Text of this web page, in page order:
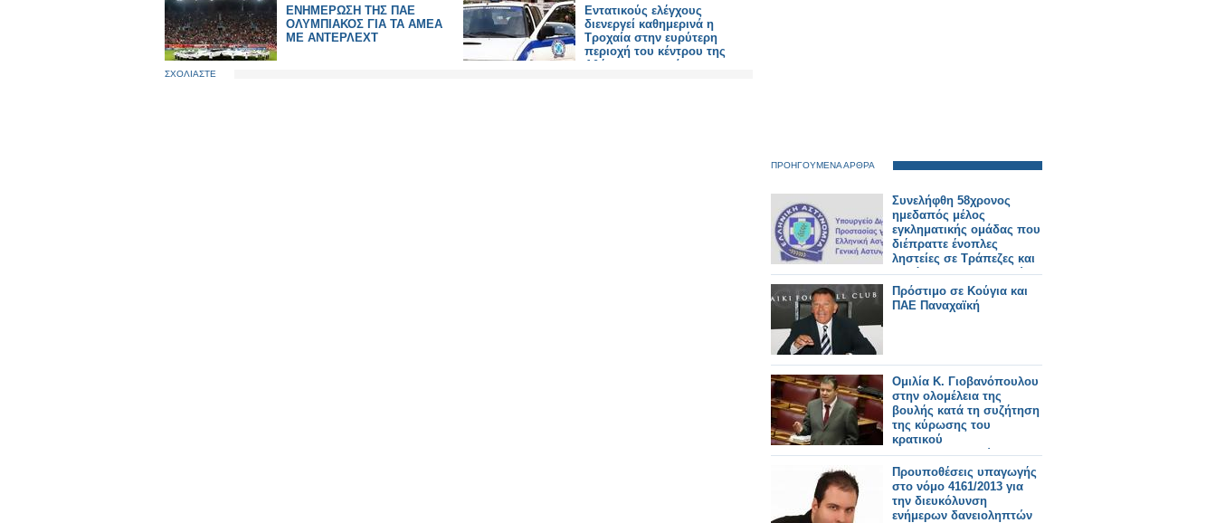
ΕΝΗΜΕΡΩΣΗ ΤΗΣ ΠΑΕ
ΟΛΥΜΠΙΑΚΟΣ ΓΙΑ ΤΑ ΑΜΕΑ
ΜΕ ΑΝΤΕΡΛΕΧΤ
Εντατικούς ελέγχους
διενεργεί καθημερινά η
Τροχαία στην ευρύτερη
περιοχή του κέντρου της
Αθήνας για παράνομες
ΣΧΟΛΙΑΣΤΕ
ΠΡΟΗΓΟΥΜΕΝΑ ΑΡΘΡΑ
Συνελήφθη 58χρονος
ημεδαπός μέλος
εγκληματικής ομάδας που
διέπραττε ένοπλες
ληστείες σε Τράπεζες και
δημόσιους οργανισμούς
Πρόστιμο σε Κούγια και
ΠΑΕ Παναχαϊκή
Ομιλία Κ. Γιοβανόπουλου
στην ολομέλεια της
βουλής κατά τη συζήτηση
της κύρωσης του
κρατικού
προϋπολογισμού του
2014
Προυποθέσεις υπαγωγής
στο νόμο 4161/2013 για
την διευκόλυνση
ενήμερων δανειοληπτών